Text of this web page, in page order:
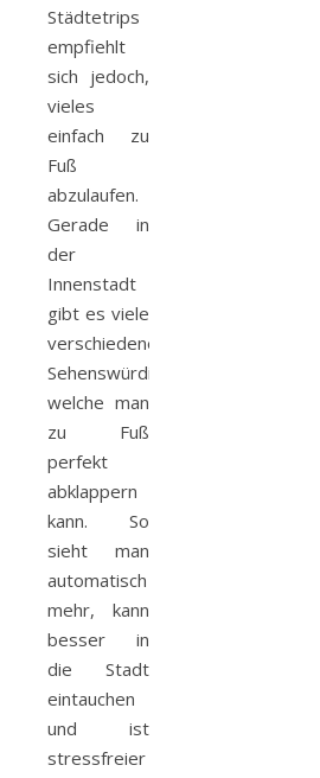
Städtetrips
empfiehlt
sich jedoch,
vieles
einfach zu
Fuß
abzulaufen.
Gerade in
der
Innenstadt
gibt es viele
verschiedene
Sehenswürdigkeiten,
welche man
zu Fuß
perfekt
abklappern
kann. So
sieht man
automatisch
mehr, kann
besser in
die Stadt
eintauchen
und ist
stressfreier